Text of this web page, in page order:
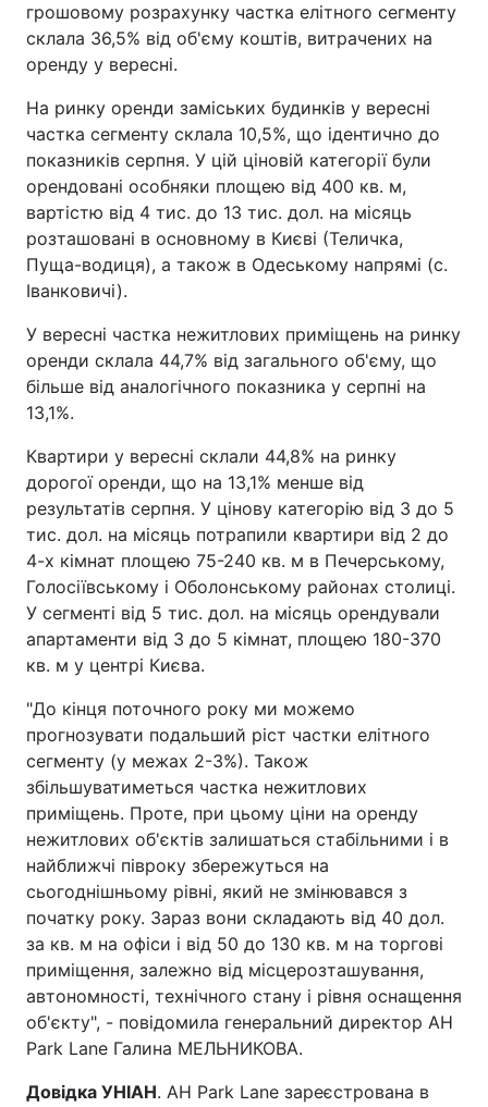
грошовому розрахунку частка елітного сегменту
склала 36,5% від об'єму коштів, витрачених на
оренду у вересні.
На ринку оренди заміських будинків у вересні
частка сегменту склала 10,5%, що ідентично до
показників серпня. У цій ціновій категорії були
орендовані особняки площею від 400 кв. м,
вартістю від 4 тис. до 13 тис. дол. на місяць
розташовані в основному в Києві (Теличка,
Пуща-водиця), а також в Одеському напрямі (с.
Іванковичі).
У вересні частка нежитлових приміщень на ринку
оренди склала 44,7% від загального об'єму, що
більше від аналогічного показника у серпні на
13,1%.
Квартири у вересні склали 44,8% на ринку
дорогої оренди, що на 13,1% менше від
результатів серпня. У цінову категорію від 3 до 5
тис. дол. на місяць потрапили квартири від 2 до
4-х кімнат площею 75-240 кв. м в Печерському,
Голосіївському і Оболонському районах столиці.
У сегменті від 5 тис. дол. на місяць орендували
апартаменти від 3 до 5 кімнат, площею 180-370
кв. м у центрі Києва.
"До кінця поточного року ми можемо
прогнозувати подальший ріст частки елітного
сегменту (у межах 2-3%). Також
збільшуватиметься частка нежитлових
приміщень. Проте, при цьому ціни на оренду
нежитлових об'єктів залишаться стабільними і в
найближчі півроку збережуться на
сьогоднішньому рівні, який не змінювався з
початку року. Зараз вони складають від 40 дол.
за кв. м на офіси і від 50 до 130 кв. м на торгові
приміщення, залежно від місцерозташування,
автономності, технічного стану і рівня оснащення
об'єкту", - повідомила генеральний директор АН
Park Lane Галина МЕЛЬНИКОВА.
Довідка УНІАН. АН Park Lane зареєстрована в